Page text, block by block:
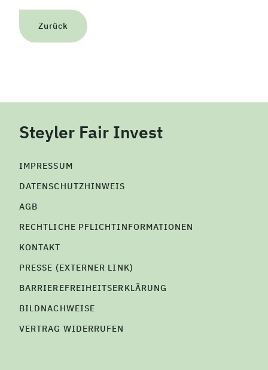
Zurück
Steyler Fair Invest
IMPRESSUM
DATENSCHUTZHINWEIS
AGB
RECHTLICHE PFLICHTINFORMATIONEN
KONTAKT
PRESSE (EXTERNER LINK)
BARRIEREFREIHEITSERKLÄRUNG
BILDNACHWEISE
VERTRAG WIDERRUFEN